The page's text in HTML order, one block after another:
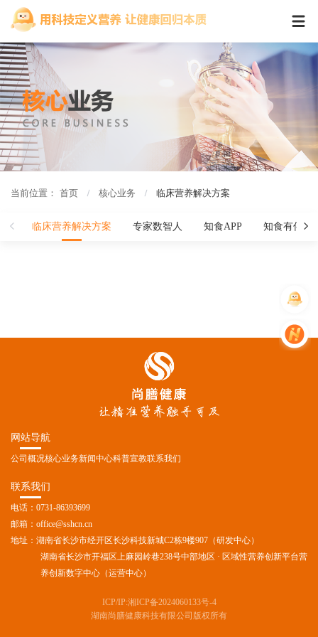
当前位置： 首页 核心业务 临床营养解决方案
临床营养解决方案 专家数智人 知食APP 知食有伴TM
网站导航
公司概况核心业务新闻中心科普宣教联系我们
联系我们
电话：0731-86393699
邮箱：office@sshcn.cn
地址：湖南省长沙市经开区长沙科技新城C2栋9楼907（研发中心）
湖南省长沙市开福区上麻园岭巷238号中部地区 · 区域性营养创新平台营
养创新数字中心（运营中心）
ICP/IP:湘ICP备2024060133号-4
湖南尚膳健康科技有限公司版权所有